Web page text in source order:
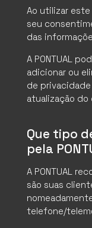
Ao utilizar
seu
das
A PONTUAL
adicionar ou
de
atualização
Que tipo
pela
A PONTUAL
são suas
telefone/